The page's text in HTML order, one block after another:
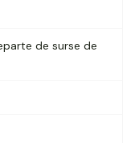
de surse de